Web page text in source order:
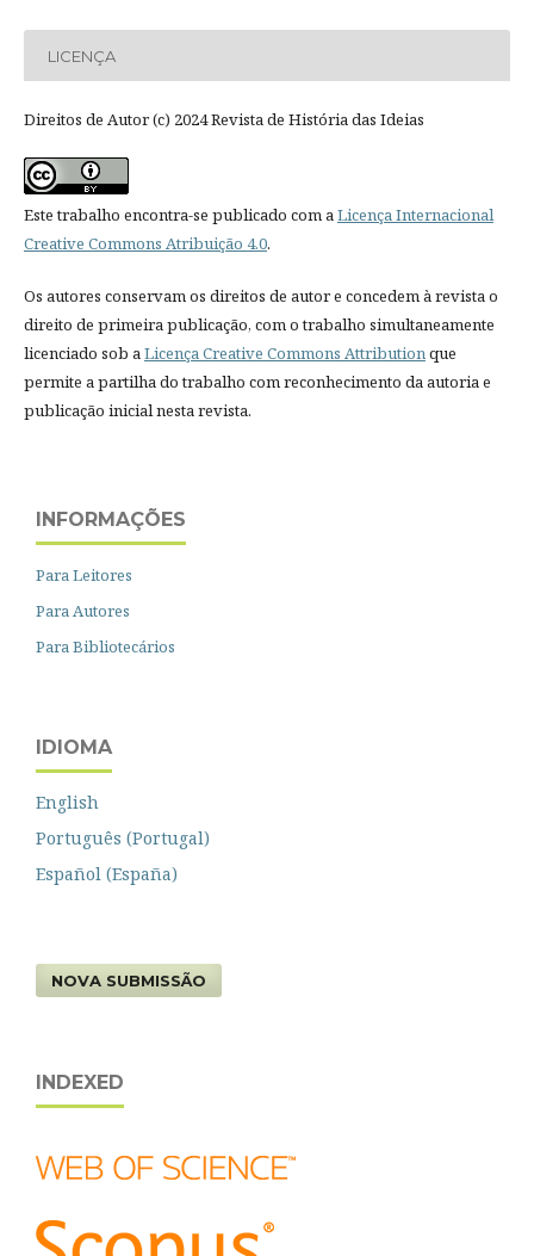
LICENÇA
Direitos de Autor (c) 2024 Revista de História das Ideias
Este trabalho encontra-se publicado com aLicença Internacional
Creative Commons Atribuição 4.0.
Os autores conservam os direitos de autor e concedem à revista o
direito de primeira publicação, com o trabalho simultaneamente
licenciado sob aLicença Creative Commons Attributionque
permite a partilha do trabalho com reconhecimento da autoria e
publicação inicial nesta revista.
INFORMAÇÕES
Para Leitores
Para Autores
Para Bibliotecários
IDIOMA
English
Português (Portugal)
Español (España)
NOVA SUBMISSÃO
INDEXED